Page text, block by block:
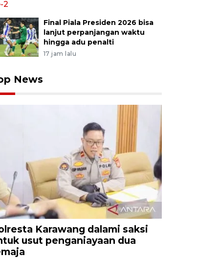
Final Piala Presiden 2026 bisa
lanjut perpanjangan waktu
hingga adu penalti
17 jam lalu
News
Karawang dalami saksi
usut penganiayaan dua